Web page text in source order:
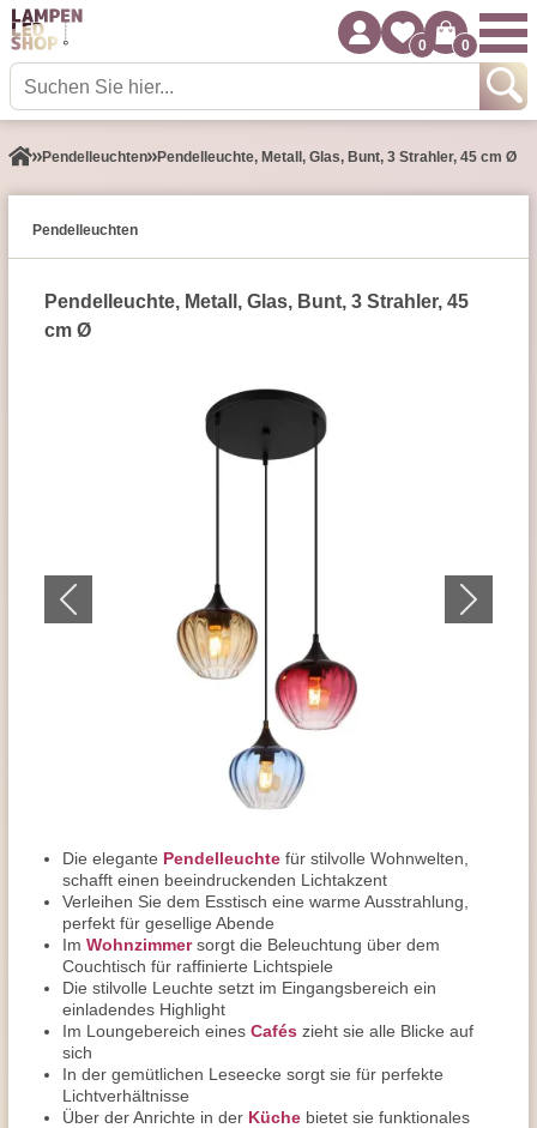
0 0
Pendel­leuchten Pendelleuchte, Metall, Glas, Bunt, 3 Strahler, 45 cm Ø
Pendel­leuchten
Pendelleuchte, Metall, Glas, Bunt, 3 Strahler, 45
cm Ø
Die elegante Pendelleuchte für stilvolle Wohnwelten,
schafft einen beeindruckenden Lichtakzent
Verleihen Sie dem Esstisch eine warme Ausstrahlung,
perfekt für gesellige Abende
Im Wohnzimmersorgt die Beleuchtung über dem
Couchtisch für raffinierte Lichtspiele
Die stilvolle Leuchte setzt im Eingangsbereich ein
einladendes Highlight
Im Loungebereich eines Cafés zieht sie alle Blicke auf
sich
In der gemütlichen Leseecke sorgt sie für perfekte
Lichtverhältnisse
Über der Anrichte in der Küche bietet sie funktionales